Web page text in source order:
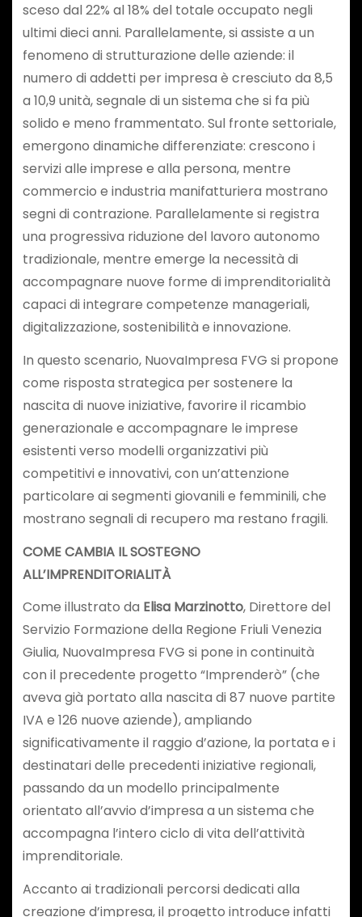
sceso dal 22% al 18% del totale occupato negli
ultimi dieci anni. Parallelamente, si assiste a un
fenomeno di strutturazione delle aziende: il
numero di addetti per impresa è cresciuto da 8,5
a 10,9 unità, segnale di un sistema che si fa più
solido e meno frammentato. Sul fronte settoriale,
emergono dinamiche differenziate: crescono i
servizi alle imprese e alla persona, mentre
commercio e industria manifatturiera mostrano
segni di contrazione. Parallelamente si registra
una progressiva riduzione del lavoro autonomo
tradizionale, mentre emerge la necessità di
accompagnare nuove forme di imprenditorialità
capaci di integrare competenze manageriali,
digitalizzazione, sostenibilità e innovazione.
In questo scenario, NuovaImpresa FVG si propone
come risposta strategica per sostenere la
nascita di nuove iniziative, favorire il ricambio
generazionale e accompagnare le imprese
esistenti verso modelli organizzativi più
competitivi e innovativi, con un’attenzione
particolare ai segmenti giovanili e femminili, che
mostrano segnali di recupero ma restano fragili.
COME CAMBIA IL SOSTEGNO
ALL’IMPRENDITORIALITÀ
Come illustrato da Elisa Marzinotto, Direttore del
Servizio Formazione della Regione Friuli Venezia
Giulia, NuovaImpresa FVG si pone in continuità
con il precedente progetto “Imprenderò” (che
aveva già portato alla nascita di 87 nuove partite
IVA e 126 nuove aziende), ampliando
significativamente il raggio d’azione, la portata e i
destinatari delle precedenti iniziative regionali,
passando da un modello principalmente
orientato all’avvio d’impresa a un sistema che
accompagna l’intero ciclo di vita dell’attività
imprenditoriale.
Accanto ai tradizionali percorsi dedicati alla
creazione d’impresa, il progetto introduce infatti